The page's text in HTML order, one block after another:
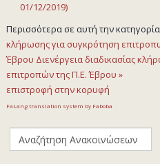
01/12/2019)
Περισσότερα σε αυτή την
κλήρωσης για συγκρότηση
Έβρου Διενέργεια διαδικασίας
επιτροπών της Π.Ε. Έβρου »
επιστροφή στην κορυφή
FaLang translation system by Faboba